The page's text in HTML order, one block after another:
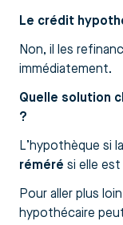
Le crédit
Non, il les
immédiatement.
Quelle solution
?
L’hypothèque si
réméré si elle est
Pour aller plus
hypothécaire